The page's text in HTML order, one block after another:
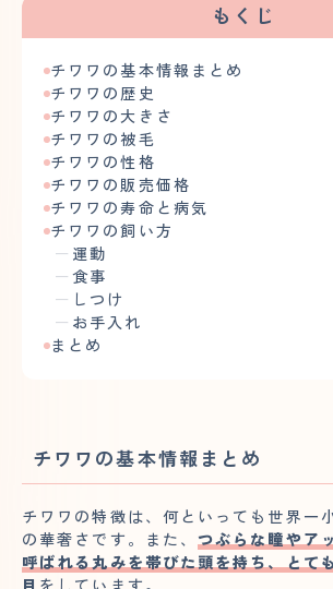
もくじ
チワワの基本情報まとめ
チワワの歴史
チワワの大きさ
チワワの被毛
チワワの性格
チワワの販売価格
チワワの寿命と病気
チワワの飼い方
運動
食事
しつけ
お手入れ
まとめ
チワワの基本情報まとめ
チワワの特徴は、何といっても世界一
の華奢さです。また、 つぶらな瞳やア
呼ばれる丸みを帯びた頭を持ち、とて